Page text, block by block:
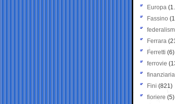
Europa
Fassino
Ferrara
Ferretti (6)
ferrovie
finanziaria
Fini (821)
fioriere (5)